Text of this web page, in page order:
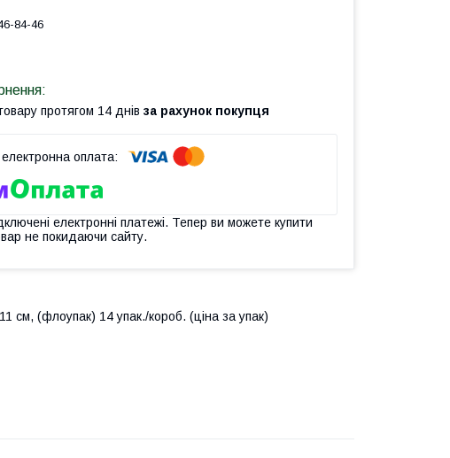
84-46
протягом 14 днів за рахунок покупця
електронні платежі. Тепер ви можете купити
не покидаючи сайту.
см, (флоупак) 14 упак./короб. (ціна за упак)